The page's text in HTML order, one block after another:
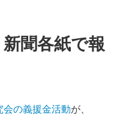
聞各紙で報
会の義援金活動が、